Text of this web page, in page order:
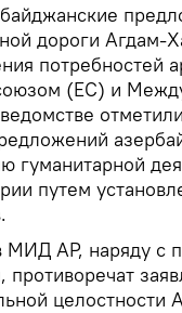
дороги Агдам-
потребностей
(ЕС) и
гуманитарной
путем
АР, наряду с
противоречат
целостности